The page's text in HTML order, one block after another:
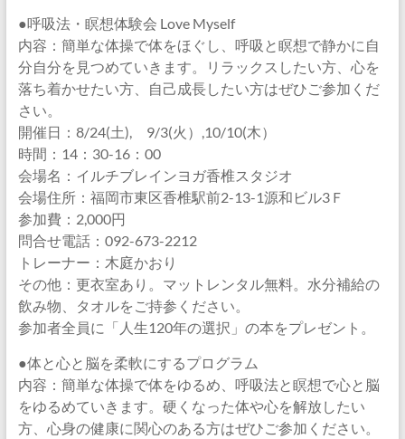
●呼吸法・瞑想体験会 Love Myself
内容：簡単な体操で体をほぐし、呼吸と瞑想で静かに自
分自分を見つめていきます。リラックスしたい方、心を
落ち着かせたい方、自己成長したい方はぜひご参加くだ
さい。
開催日：8/24(土), 9/3(火）,10/10(木）
時間：14：30-16：00
会場名：イルチブレインヨガ香椎スタジオ
会場住所：福岡市東区香椎駅前2-13-1源和ビル3Ｆ
参加費：2,000円
問合せ電話：092-673-2212
トレーナー：木庭かおり
その他：更衣室あり。マットレンタル無料。水分補給の
飲み物、タオルをご持参ください。
参加者全員に「人生120年の選択」の本をプレゼント。
●体と心と脳を柔軟にするプログラム
内容：簡単な体操で体をゆるめ、呼吸法と瞑想で心と脳
をゆるめていきます。硬くなった体や心を解放したい
方、心身の健康に関心のある方はぜひご参加ください。